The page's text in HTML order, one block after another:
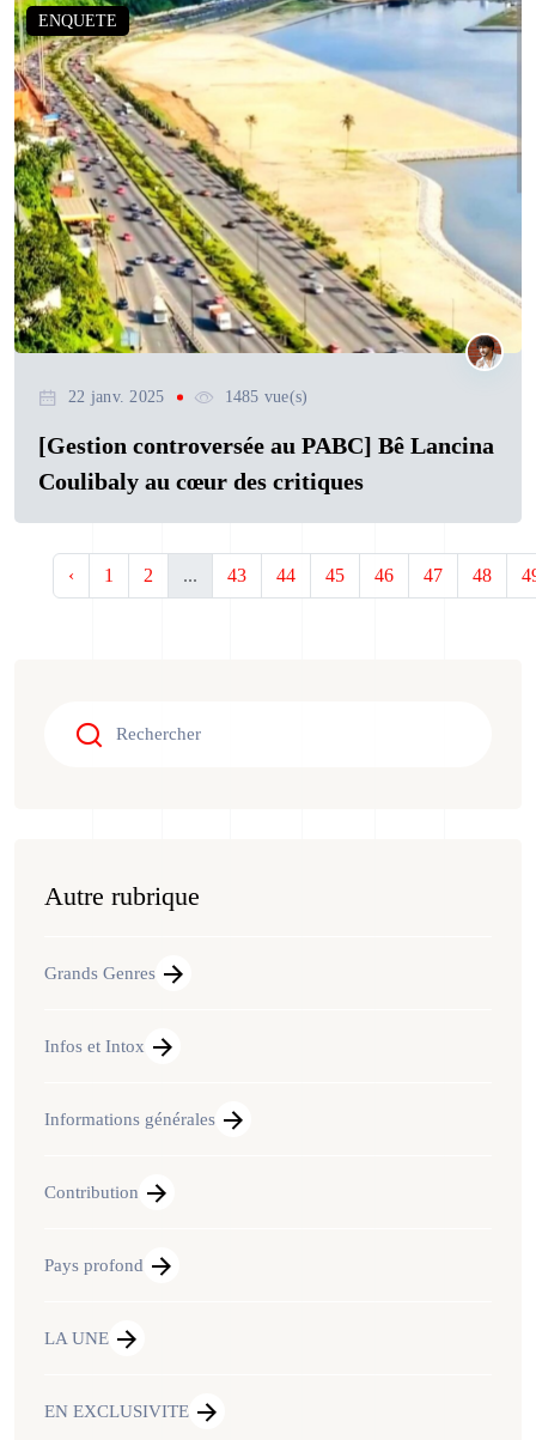
ENQUETE
22 janv. 2025 1485 vue(s)
[Gestion controversée au PABC] Bê Lancina
Coulibaly au cœur des critiques
‹ 1 2 ... 43 44 45 46 47 48
Autre rubrique
Grands Genres
Infos et Intox
Informations générales
Contribution
Pays profond
LA UNE
EN EXCLUSIVITE